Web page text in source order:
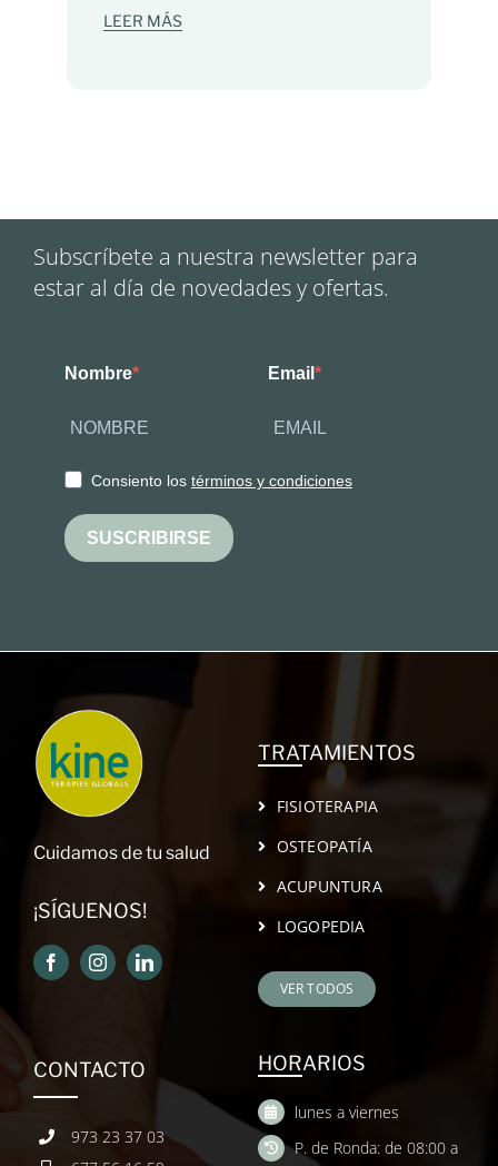
LEER MÁS
Subscríbete a nuestra newsletter para
estar al día de novedades y ofertas.
Nombre Email
Consiento los términos y condiciones
SUSCRIBIRSE
Cuidamos de tu salud
¡SÍGUENOS!
TRATAMIENTOS
FISIOTERAPIA
OSTEOPATÍA
ACUPUNTURA
LOGOPEDIA
VER TODOS
CONTACTO
973 23 37 03
HORARIOS
lunes a viernes
P. de Ronda: de 08:00 a